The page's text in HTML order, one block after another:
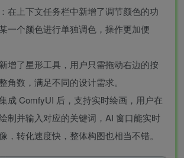
在上下文任务栏中新增了调节颜色的功
一个颜色进行单独调色，操作更加便
增了星形工具，用户只需拖动右边的按
角数，满足不同的设计需求。
成 ComfyUI 后，支持实时绘画，用户在
制并输入对应的关键词，AI 窗口能实时
，转化速度快，整体构图也相当不错。